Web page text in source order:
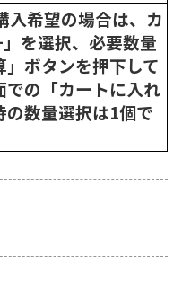
希望の場合は、カ
を選択、必要数量
ボタンを押下して
での「カートに入れ
の数量選択は1個で